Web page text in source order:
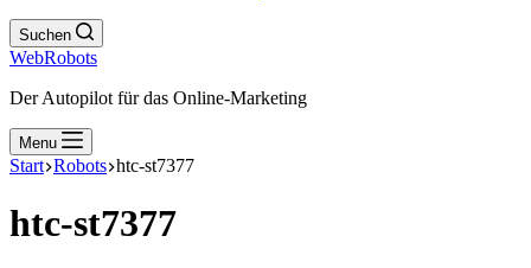
Suchen
WebRobots
Der Autopilot für das Online-Marketing
Menu
Start Robots htc-st7377
htc-st7377